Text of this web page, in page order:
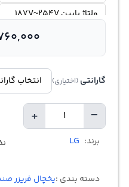
ولتاژ پایین 187V~254V
گارانتی (اختیاری)
−
تعداد +
برند: LG
دسته بندی :یخچال فریزر